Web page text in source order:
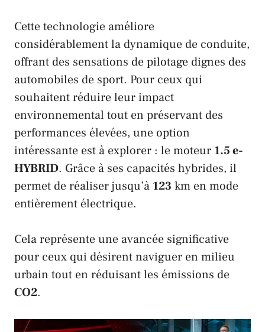
Cette technologie améliore
considérablement la dynamique de conduite,
offrant des sensations de pilotage dignes des
automobiles de sport. Pour ceux qui
souhaitent réduire leur impact
environnemental tout en préservant des
performances élevées, une option
intéressante est à explorer : le moteur 1.5 e-
HYBRID. Grâce à ses capacités hybrides, il
permet de réaliser jusqu’à 123 km en mode
entièrement électrique.
Cela représente une avancée significative
pour ceux qui désirent naviguer en milieu
urbain tout en réduisant les émissions de
CO2.